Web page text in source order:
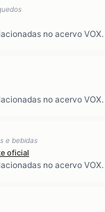
no acervo VOX.
no acervo VOX.
e bebidas
oficial
no acervo VOX.